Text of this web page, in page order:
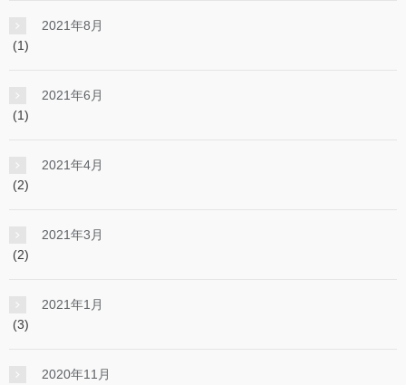
2021年8月
(1)
2021年6月
(1)
2021年4月
(2)
2021年3月
(2)
2021年1月
(3)
2020年11月